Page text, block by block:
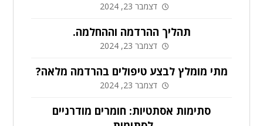
דצמבר 23, 2024
תהליך ההרדמה וההחלמה.
דצמבר 23, 2024
מתי מומלץ לבצע טיפולים בהרדמה מלאה?
דצמבר 23, 2024
סתימות אסתטיות: חומרים מודרניים